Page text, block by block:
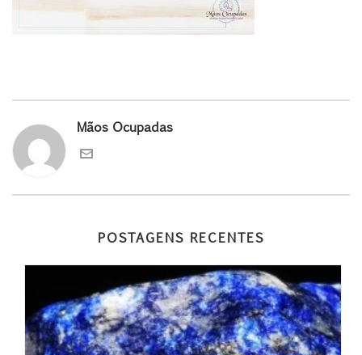
Mãos Ocupadas
POSTAGENS RECENTES